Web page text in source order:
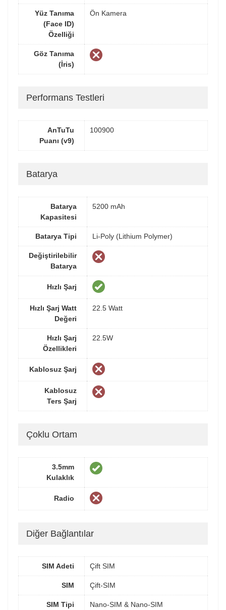
Yüz Tanıma
(Face ID)
Özelliği
Ön Kamera
Göz Tanıma
(İris)
Performans Testleri
AnTuTu
Puanı (v9)
100900
Batarya
Batarya
Kapasitesi
5200 mAh
Batarya Tipi Li-Poly (Lithium Polymer)
Değiştirilebilir
Batarya
Hızlı Şarj
Hızlı Şarj Watt
Değeri
22.5 Watt
Hızlı Şarj
Özellikleri
22.5W
Kablosuz Şarj
Kablosuz
Ters Şarj
Çoklu Ortam
3.5mm
Kulaklık
Radio
Diğer Bağlantılar
SIM Adeti Çift SIM
SIM Çift-SIM
SIM Tipi Nano-SIM & Nano-SIM